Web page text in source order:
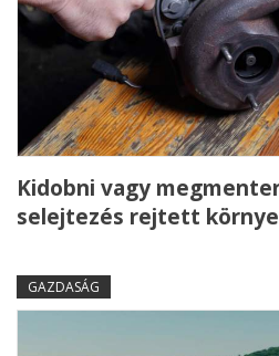
Kidobni vagy
selejtezés rejtett
GAZDASÁG